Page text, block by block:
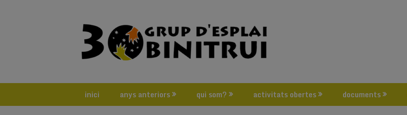
inici anys anteriors qui som? activitats obertes documents